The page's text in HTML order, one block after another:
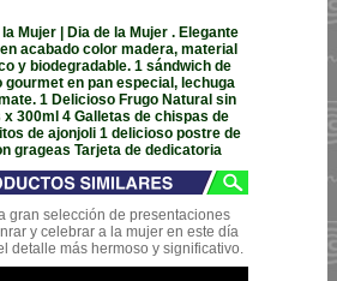
Mujer | Dia de la Mujer . Elegante
acabado color madera, material
y biodegradable. 1 sándwich de
gourmet en pan especial, lechuga
1 Delicioso Frugo Natural sin
300ml 4 Galletas de chispas de
de ajonjoli 1 delicioso postre de
grageas Tarjeta de dedicatoria
gran selección de presentaciones
y celebrar a la mujer en este día
detalle más hermoso y significativo.